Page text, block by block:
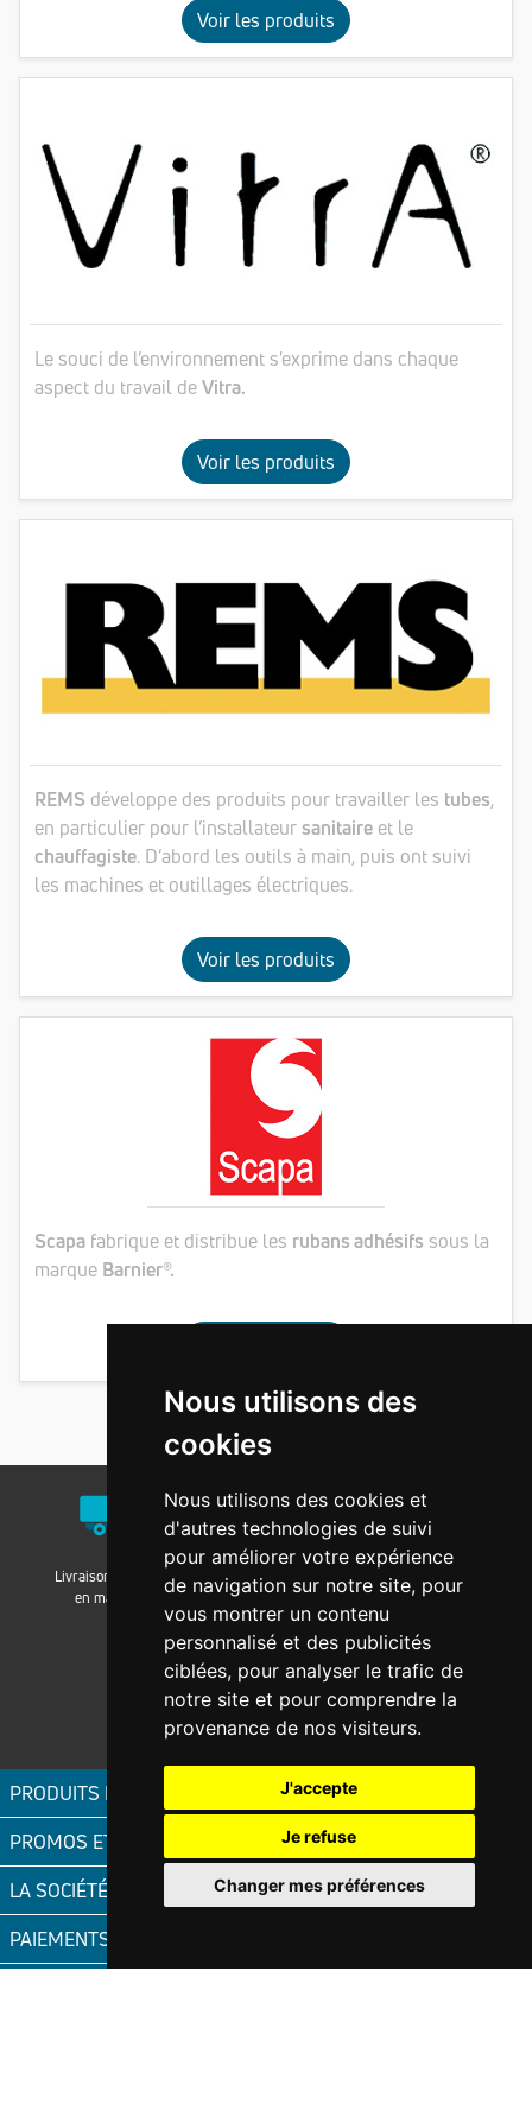
Nous utilisons des
cookies
Nous utilisons des cookies et
d'autres technologies de suivi
pour améliorer votre expérience
de navigation sur notre site, pour
vous montrer un contenu
personnalisé et des publicités
ciblées, pour analyser le trafic de
notre site et pour comprendre la
provenance de nos visiteurs.
J'accepte
Je refuse
Changer mes préférences
Voir les produits
Le souci de l’environnement s'exprime dans chaque
aspect du travail deVitra.
Voir les produits
REMS développe des produits pour travailler les tubes,
en particulier pour l’installateursanitaire et le
chauffagiste. D’abord les outils à main, puis ont suivi
les machines et outillages électriques.
Voir les produits
Scapa fabrique et distribue les rubans adhésifs sous la
marque Barnier®.
Livraison / Retrait
en magasin
Nos agences Nos groupements
Magni-fic.fr
PRODUITS FIC
PROMOS ET OFFRES
LA SOCIÉTÉ FIC
PAIEMENTS ACCEPTÉS